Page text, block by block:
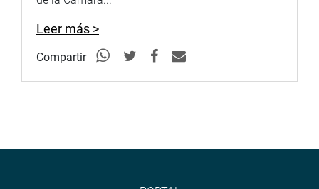
Leer más >
Compartir